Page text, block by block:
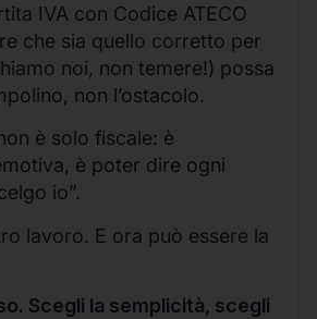
IVA con Codice ATECO
che sia quello corretto per
noi, non temere!) possa
non l’ostacolo.
è solo fiscale: è
è poter dire ogni
io”.
lavoro. E ora può essere la
Scegli la semplicità, scegli